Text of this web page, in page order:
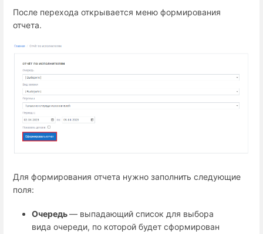
После перехода открывается меню формирования
отчета.
Для формирования отчета нужно заполнить следующие
поля:
Очередь— выпадающий список для выбора
вида очереди, по которой будет сформирован